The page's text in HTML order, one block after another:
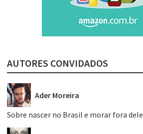
AUTORES CONVIDADOS
Ader Moreira
Sobre nascer no Brasil e morar fora dele